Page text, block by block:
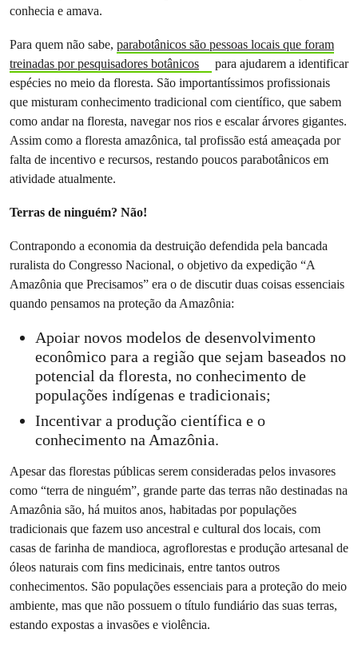
conhecia e amava.
Para quem não sabe, parabotânicos são pessoas locais que foram
treinadas por pesquisadores botânicos
para ajudarem a identificar
espécies no meio da floresta. São importantíssimos profissionais
que misturam conhecimento tradicional com científico, que sabem
como andar na floresta, navegar nos rios e escalar árvores gigantes.
Assim como a floresta amazônica, tal profissão está ameaçada por
falta de incentivo e recursos, restando poucos parabotânicos em
atividade atualmente.
Terras de ninguém? Não!
Contrapondo a economia da destruição defendida pela bancada
ruralista do Congresso Nacional, o objetivo da expedição “A
Amazônia que Precisamos” era o de discutir duas coisas essenciais
quando pensamos na proteção da Amazônia:
Apoiar novos modelos de desenvolvimento
econômico para a região que sejam baseados no
potencial da floresta, no conhecimento de
populações indígenas e tradicionais;
Incentivar a produção científica e o
conhecimento na Amazônia.
Apesar das florestas públicas serem consideradas pelos invasores
como “terra de ninguém”, grande parte das terras não destinadas na
Amazônia são, há muitos anos, habitadas por populações
tradicionais que fazem uso ancestral e cultural dos locais, com
casas de farinha de mandioca, agroflorestas e produção artesanal de
óleos naturais com fins medicinais, entre tantos outros
conhecimentos. São populações essenciais para a proteção do meio
ambiente, mas que não possuem o título fundiário das suas terras,
estando expostas a invasões e violência.